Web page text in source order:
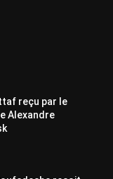
reçu par le
Alexandre